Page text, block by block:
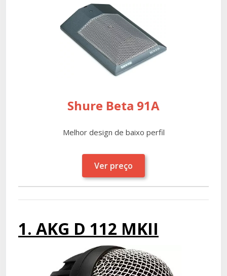
Shure Beta 91A
Melhor design de baixo perfil
Ver preço
1. AKG D 112 MKII